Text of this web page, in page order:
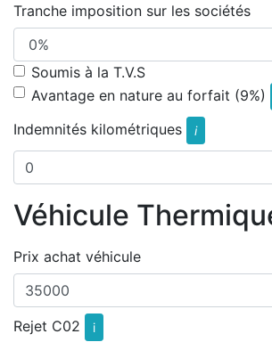
Tranche imposition sur les sociétés
Soumis à la T.V.S
Avantage en nature au forfait (9%)
Indemnités kilométriques i
Véhicule
Prix achat véhicule
Rejet C02
i